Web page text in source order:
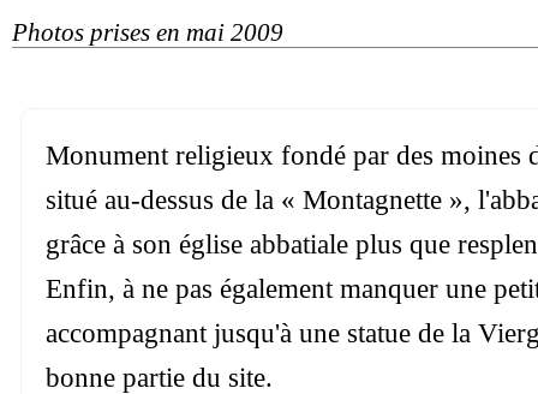
Photos prises en mai 2009
Monument religieux fondé par des
situé au-dessus de la « Montagnette »,
grâce à son église abbatiale plus que
Enfin, à ne pas également manquer une
accompagnant jusqu'à une statue de la
bonne partie du site.